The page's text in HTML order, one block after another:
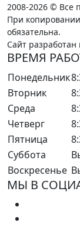
2008-2026 © Все
При
обязательна.
Сайт
ВРЕМЯ
Понедельник
Вторник
Среда
Четверг
Пятница
Суббота
Воскресенье
МЫ В